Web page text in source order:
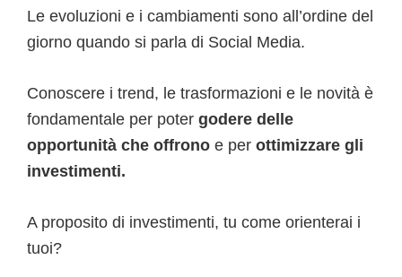
Le evoluzioni e i cambiamenti sono all’ordine del
giorno quando si parla di Social Media.
Conoscere i trend, le trasformazioni e le novità è
fondamentale per poter godere delle
opportunità che offrono e per ottimizzare gli
investimenti.
A proposito di investimenti, tu come orienterai i
tuoi?